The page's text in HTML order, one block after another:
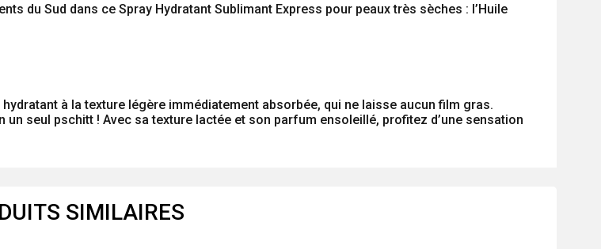
du Sud dans ce Spray Hydratant Sublimant Express pour peaux très sèches : l’Huile
à la texture légère immédiatement absorbée, qui ne laisse aucun film gras.
seul pschitt ! Avec sa texture lactée et son parfum ensoleillé, profitez d’une sensation
SIMILAIRES